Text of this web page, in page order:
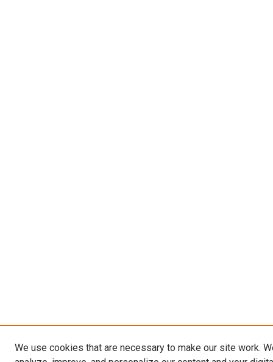
We use cookies that are necessary to make our site work.